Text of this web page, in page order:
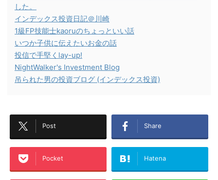
した。
インデックス投資日記＠川崎
1級FP技能士kaoruのちょっといい話
いつか子供に伝えたいお金の話
投信で手堅くlay-up!
NightWalker's Investment Blog
吊られた男の投資ブログ (インデックス投資)
Post Share
Pocket Hatena